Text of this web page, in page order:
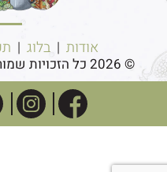
אודות | בלוג |
© 2026 כל הזכויות שמורות | Powered By Adactive